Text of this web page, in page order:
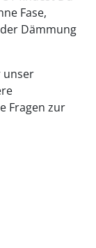
Fase,
Dämmung
unser
Fragen zur